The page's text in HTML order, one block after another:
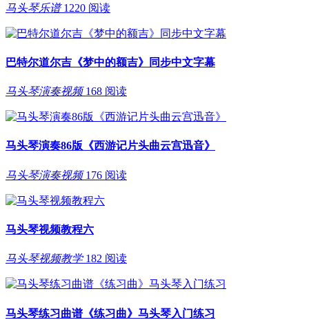
马头琴乐谱 1220 阅读
巴特尔道尔吉《梦中的额吉》同步中文字幕
马头琴演奏视频 168 阅读
马头琴演奏86版《西游记片头曲云宫迅音》
马头琴演奏视频 176 阅读
马头琴视频教程六
马头琴视频教学 182 阅读
马头琴练习曲谱《练习曲》马头琴入门练习